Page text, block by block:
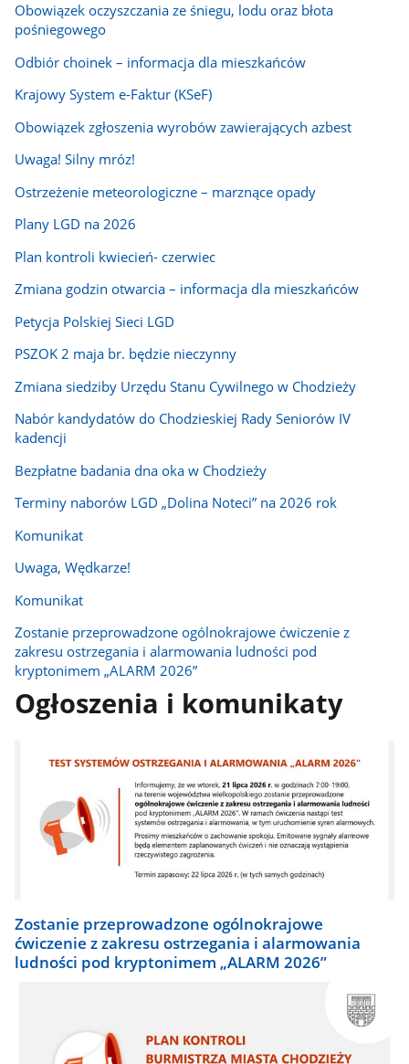
Obowiązek oczyszczania ze śniegu, lodu oraz błota
pośniegowego
Odbiór choinek – informacja dla mieszkańców
Krajowy System e-Faktur (KSeF)
Obowiązek zgłoszenia wyrobów zawierających azbest
Uwaga! Silny mróz!
Ostrzeżenie meteorologiczne – marznące opady
Plany LGD na 2026
Plan kontroli kwiecień- czerwiec
Zmiana godzin otwarcia – informacja dla mieszkańców
Petycja Polskiej Sieci LGD
PSZOK 2 maja br. będzie nieczynny
Zmiana siedziby Urzędu Stanu Cywilnego w Chodzieży
Nabór kandydatów do Chodzieskiej Rady Seniorów IV
kadencji
Bezpłatne badania dna oka w Chodzieży
Terminy naborów LGD „Dolina Noteci” na 2026 rok
Komunikat
Uwaga, Wędkarze!
Komunikat
Zostanie przeprowadzone ogólnokrajowe ćwiczenie z
zakresu ostrzegania i alarmowania ludności pod
kryptonimem „ALARM 2026”
Ogłoszenia i komunikaty
Zostanie przeprowadzone ogólnokrajowe
ćwiczenie z zakresu ostrzegania i alarmowania
ludności pod kryptonimem „ALARM 2026”